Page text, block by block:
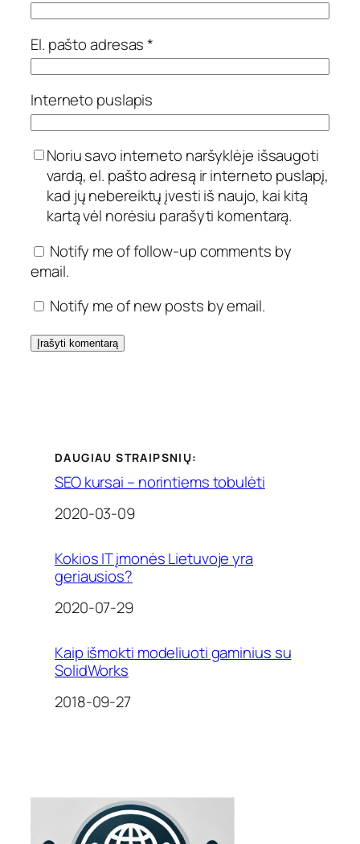
El. pašto adresas*
Interneto puslapis
Noriu savo interneto naršyklėje išsaugoti
vardą, el. pašto adresą ir interneto puslapį,
kad jų nebereiktų įvesti iš naujo, kai kitą
kartą vėl norėsiu parašyti komentarą.
Notify me of follow-up comments by
email.
Notify me of new posts by email.
DAUGIAU STRAIPSNIŲ:
SEO kursai – norintiems tobulėti
Date
2020-03-09
Kokios IT įmonės Lietuvoje yra
geriausios?
Date
2020-07-29
Kaip išmokti modeliuoti gaminius su
SolidWorks
Date
2018-09-27